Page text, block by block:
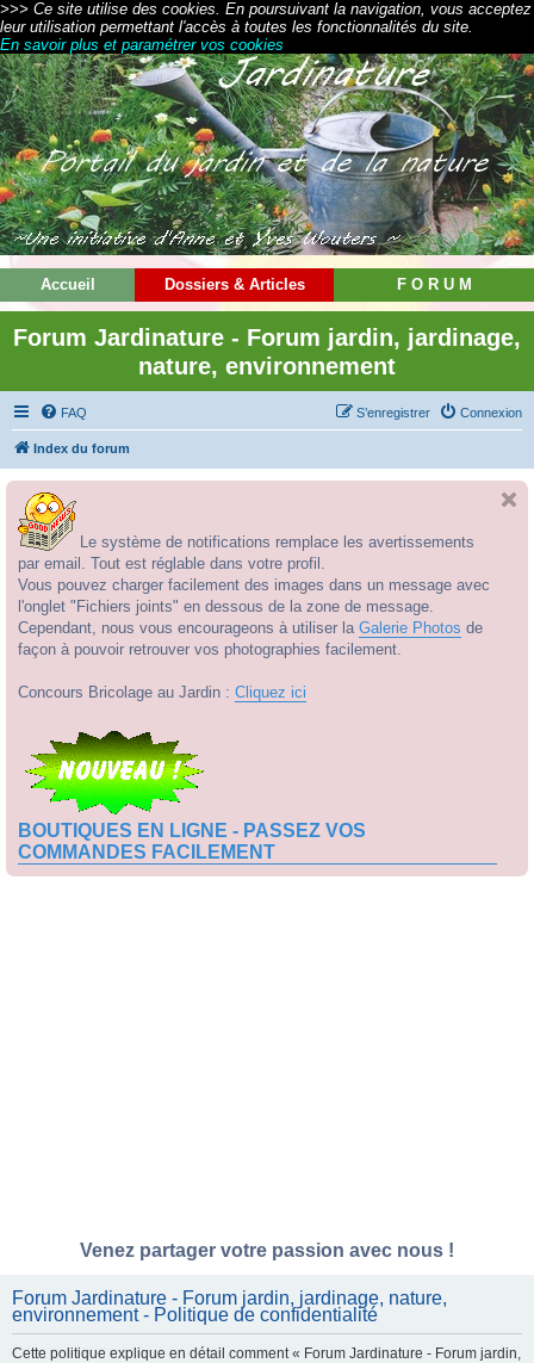
>>> Ce site utilise des cookies. En poursuivant la navigation, vous acceptez
leur utilisation permettant l'accès à toutes les fonctionnalités du site.
En savoir plus et paramétrer vos cookies
Accueil Dossiers & Articles F O R U M
Forum Jardinature - Forum jardin, jardinage,
nature, environnement
FAQ Connexion
S’enregistrer
Index du forum
Le système de notifications remplace les avertissements
par email. Tout est réglable dans votre profil.
Vous pouvez charger facilement des images dans un message avec
l'onglet "Fichiers joints" en dessous de la zone de message.
Cependant, nous vous encourageons à utiliser la Galerie Photos de
façon à pouvoir retrouver vos photographies facilement.
Concours Bricolage au Jardin : Cliquez ici
BOUTIQUES EN LIGNE - PASSEZ VOS
COMMANDES FACILEMENT
Venez partager votre passion avec nous !
Forum Jardinature - Forum jardin, jardinage, nature,
environnement - Politique de confidentialité
Cette politique explique en détail comment « Forum Jardinature - Forum jardin,